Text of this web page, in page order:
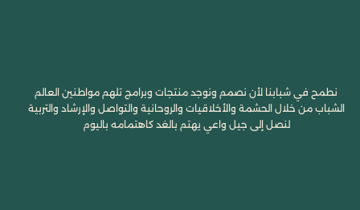
نطمح في شبابنا لأن نصمم ونوجد منتجات وبرامج تلهم مواطنين العالم
الشباب من خلال الحشمة والأخلاقيات والروحانية والتواصل والإرشاد والتربية
لنصل إلى جيل واعي يهتم بالغد كاهتمامه باليوم